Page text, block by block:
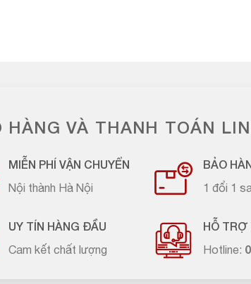
HÀNG VÀ THANH TOÁN
MIỄN PHÍ VẬN CHUYỂN
Nội thành Hà Nội
BẢO
1 đổi 1
UY TÍN HÀNG ĐẦU
Cam kết chất lượng
HỖ TRỢ
Hotline: